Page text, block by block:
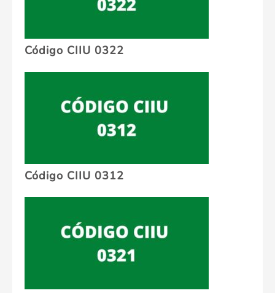
Código CIIU 0322
Código CIIU 0312